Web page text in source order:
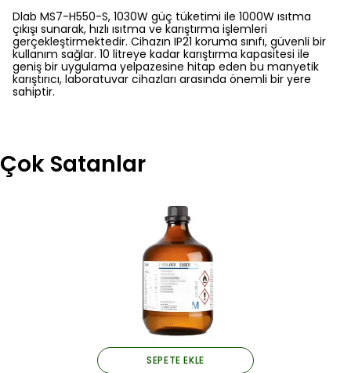
Dlab MS7-H550-S, 1030W güç tüketimi ile 1000W ısıtma
çıkışı sunarak, hızlı ısıtma ve karıştırma işlemleri
gerçekleştirmektedir. Cihazın IP21 koruma sınıfı, güvenli bir
kullanım sağlar. 10 litreye kadar karıştırma kapasitesi ile
geniş bir uygulama yelpazesine hitap eden bu manyetik
karıştırıcı, laboratuvar cihazları arasında önemli bir yere
sahiptir.
Çok Satanlar
SEPETE EKLE